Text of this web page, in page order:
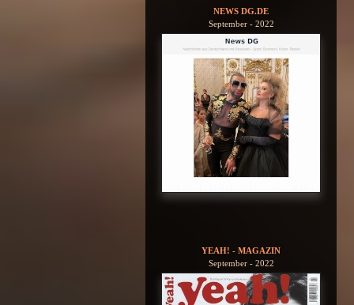
NEWS DG.DE
September - 2022
YEAH! - MAGAZIN
September - 2022